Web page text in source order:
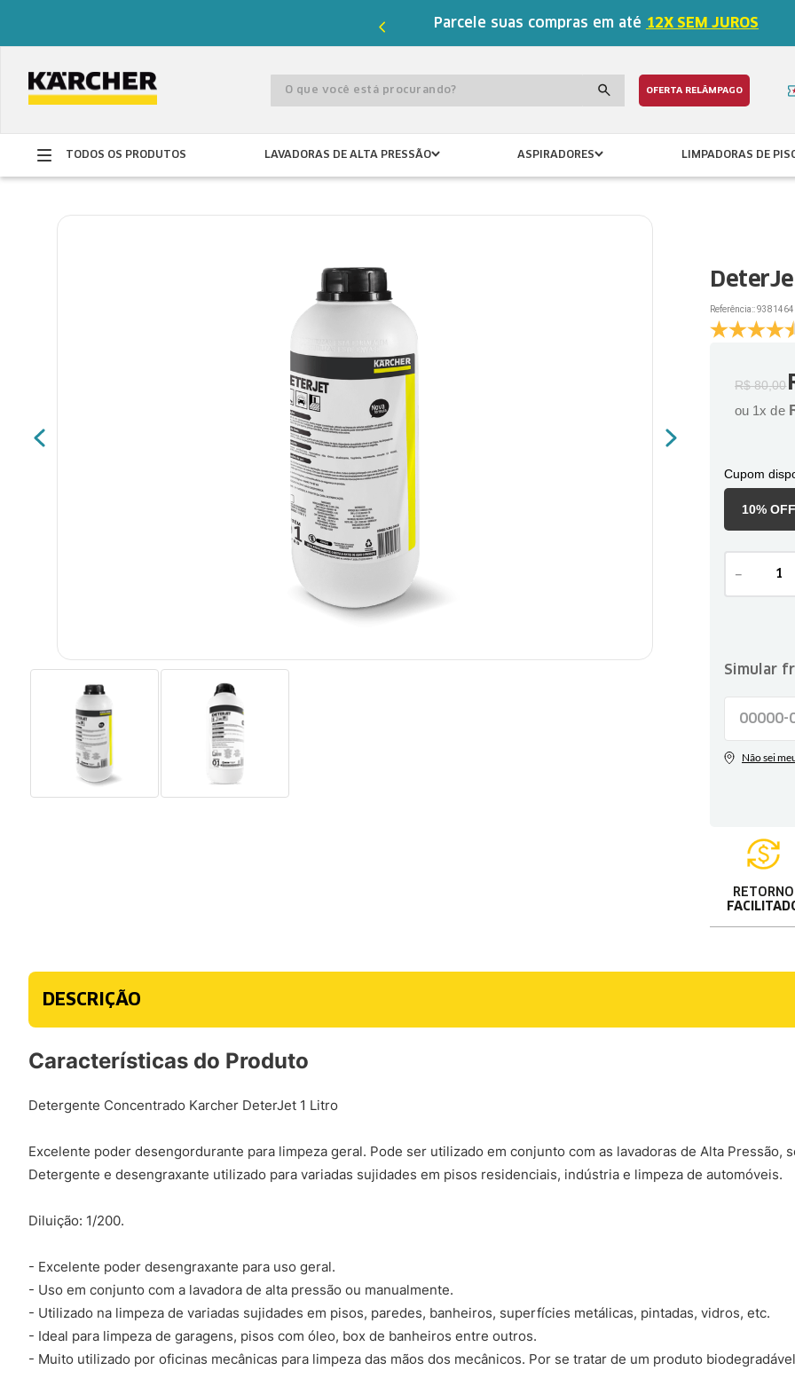
Parcele suas compras em até 12X SEM JUROS
O que você está procurando? OFERTA RELÂMPAGO
TODOS OS PRODUTOS LAVADORAS DE ALTA PRESSÃO ASPIRADORES LIMPADORAS DE
Referência::
R$ 80,00
ou 1x de
Cupom
10%
－
RETORNO
DESCRIÇÃO
Características do Produto
Detergente Concentrado Karcher DeterJet 1 Litro
Excelente poder desengordurante para limpeza geral. Pode ser utilizado em conjunto com as lavadoras de Alta Pressão,
Detergente e desengraxante utilizado para variadas sujidades em pisos residenciais, indústria e limpeza de automóveis.
Diluição: 1/200.
- Excelente poder desengraxante para uso geral.
- Uso em conjunto com a lavadora de alta pressão ou manualmente.
- Utilizado na limpeza de variadas sujidades em pisos, paredes, banheiros, superfícies metálicas, pintadas, vidros, etc.
- Ideal para limpeza de garagens, pisos com óleo, box de banheiros entre outros.
- Muito utilizado por oficinas mecânicas para limpeza das mãos dos mecânicos. Por se tratar de um produto